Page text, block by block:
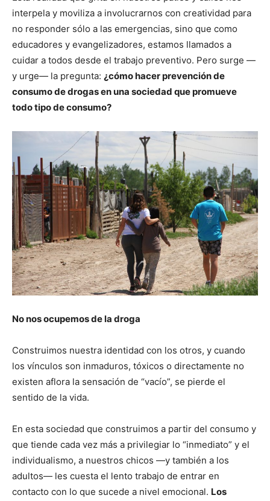
interpela y moviliza a involucrarnos con creatividad para
no responder sólo a las emergencias, sino que como
educadores y evangelizadores, estamos llamados a
cuidar a todos desde el trabajo preventivo. Pero surge —
y urge— la pregunta: ¿cómo hacer prevención de
consumo de drogas en una sociedad que promueve
todo tipo de consumo?
No nos ocupemos de la droga
Construimos nuestra identidad con los otros, y cuando
los vínculos son inmaduros, tóxicos o directamente no
existen aflora la sensación de “vacío”, se pierde el
sentido de la vida.
En esta sociedad que construimos a partir del consumo y
que tiende cada vez más a privilegiar lo “inmediato” y el
individualismo, a nuestros chicos —y también a los
adultos— les cuesta el lento trabajo de entrar en
contacto con lo que sucede a nivel emocional. Los